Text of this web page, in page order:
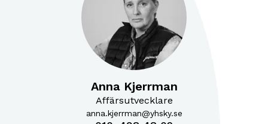
Anna Kjerrman
Affärsutvecklare
anna.kjerrman@yhsky.se